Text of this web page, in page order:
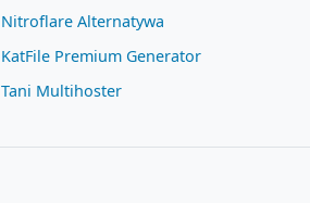
Nitroflare Alternatywa
KatFile Premium Generator
Tani Multihoster